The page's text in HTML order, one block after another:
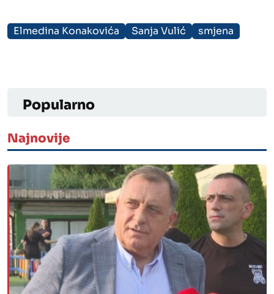
Elmedina Konakovića Sanja Vulić smjena
Popularno
Najnovije